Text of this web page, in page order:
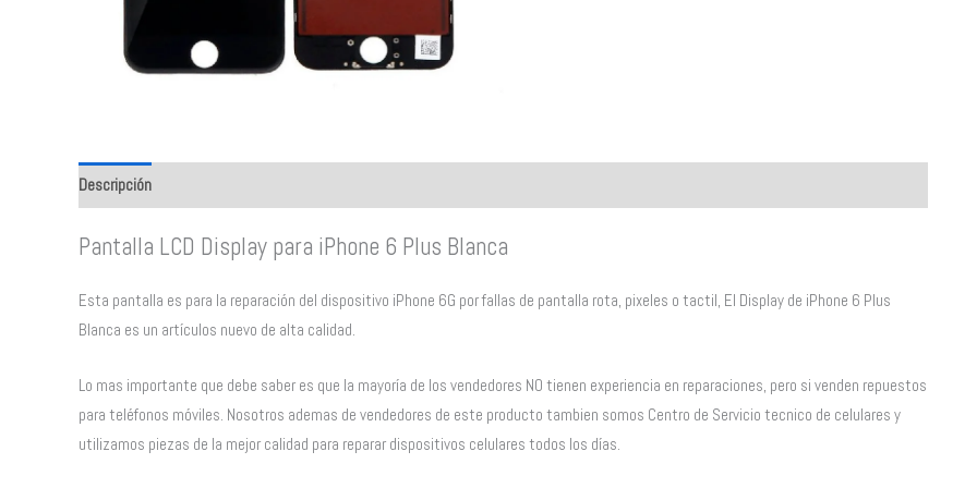
Descripción
Pantalla LCD Display para iPhone 6 Plus Blanca
Esta pantalla es para la reparación del dispositivo iPhone 6G por fallas de pantalla rota, pixeles o tactil, El Display de iPhone 6 Plus
Blanca es un artículos nuevo de alta calidad.
Lo mas importante que debe saber es que la mayoría de los vendedores NO tienen experiencia en reparaciones, pero si venden repuestos
para teléfonos móviles. Nosotros ademas de vendedores de este producto tambien somos Centro de Servicio tecnico de celulares y
utilizamos piezas de la mejor calidad para reparar dispositivos celulares todos los días.